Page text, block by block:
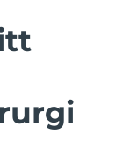
leverans
leverans
leverans8/8/26